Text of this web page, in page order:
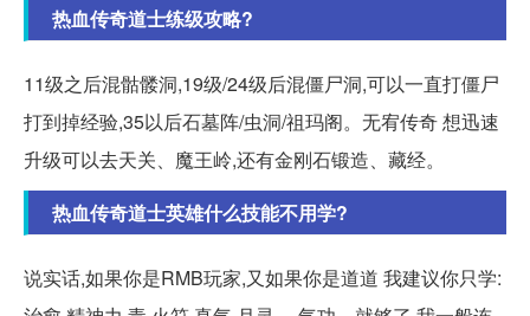
热血传奇道士练级攻略?
11级之后混骷髅洞,19级/24级后混僵尸洞,可以一直打僵尸
打到掉经验,35以后石墓阵/虫洞/祖玛阁。无宥传奇 想迅速
升级可以去天关、魔王岭,还有金刚石锻造、藏经。
热血传奇道士英雄什么技能不用学?
说实话,如果你是RMB玩家,又如果你是道道 我建议你只学: